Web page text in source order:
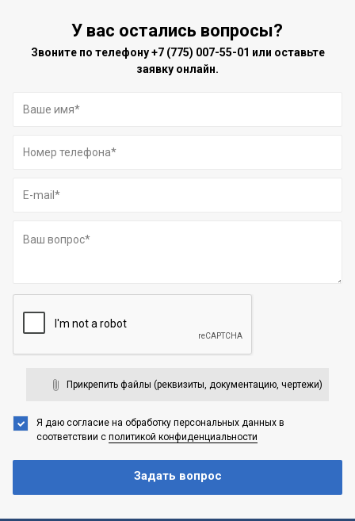
У вас остались вопросы?
Звоните по телефону+7 (775) 007-55-01 или оставьте
заявку онлайн.
Прикрепить файлы (реквизиты, документацию, чертежи)
Я даю согласие на обработку персональных данных в
соответствии с политикой конфиденциальности